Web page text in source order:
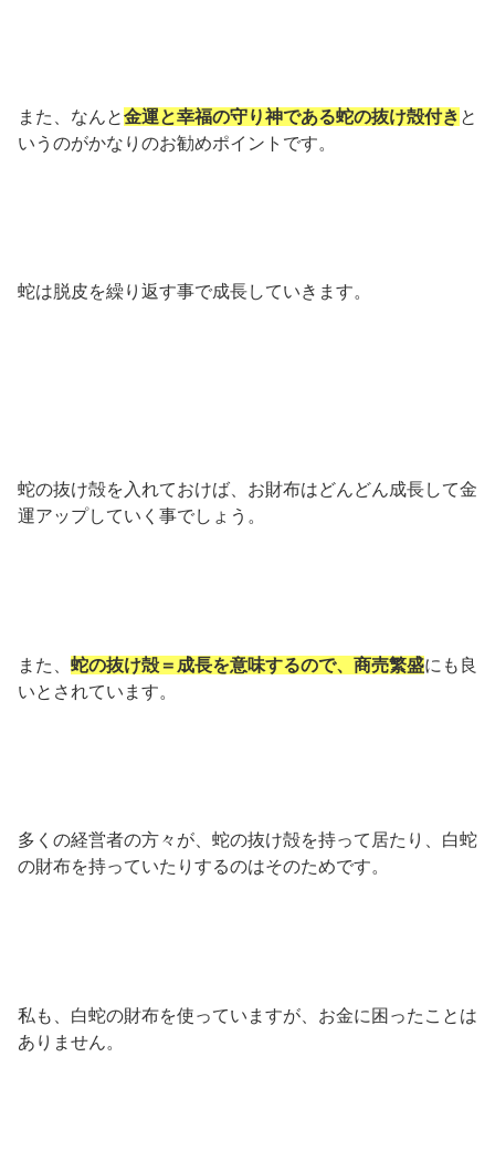
また、なんと金運と幸福の守り神である蛇の抜け殻付き と
いうのがかなりのお勧めポイントです。
蛇は脱皮を繰り返す事で成長していきます。
蛇の抜け殻を入れておけば、お財布はどんどん成長して金
運アップしていく事でしょう。
また、 蛇の抜け殻＝成長を意味するので、商売繁盛にも良
いとされています。
多くの経営者の方々が、蛇の抜け殻を持って居たり、白蛇
の財布を持っていたりするのはそのためです。
私も、白蛇の財布を使っていますが、お金に困ったことは
ありません。